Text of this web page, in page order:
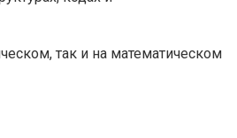
так и на математическом